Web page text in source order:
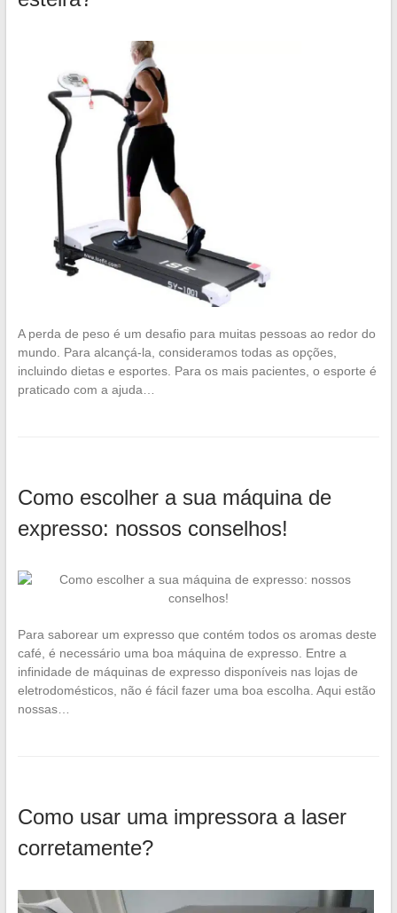
A perda de peso é um desafio para muitas pessoas ao redor do
mundo. Para alcançá-la, consideramos todas as opções,
incluindo dietas e esportes. Para os mais pacientes, o esporte é
praticado com a ajuda…
Como escolher a sua máquina de
expresso: nossos conselhos!
Para saborear um expresso que contém todos os aromas deste
café, é necessário uma boa máquina de expresso. Entre a
infinidade de máquinas de expresso disponíveis nas lojas de
eletrodomésticos, não é fácil fazer uma boa escolha. Aqui estão
nossas…
Como usar uma impressora a laser
corretamente?